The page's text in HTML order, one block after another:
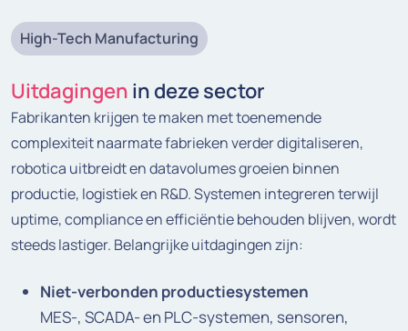
High-Tech Manufacturing
Uitdagingen in deze sector
Fabrikanten krijgen te maken met toenemende
complexiteit naarmate fabrieken verder digitaliseren,
robotica uitbreidt en datavolumes groeien binnen
productie, logistiek en R&D. Systemen integreren terwijl
uptime, compliance en efficiëntie behouden blijven, wordt
steeds lastiger. Belangrijke uitdagingen zijn:
Niet-verbonden productiesystemen
MES-, SCADA- en PLC-systemen, sensoren,